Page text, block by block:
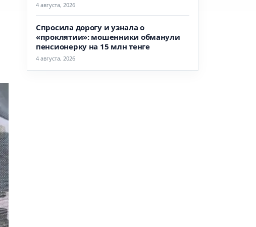
4 августа, 2026
Спросила дорогу и узнала о
«проклятии»: мошенники обманули
пенсионерку на 15 млн тенге
4 августа, 2026